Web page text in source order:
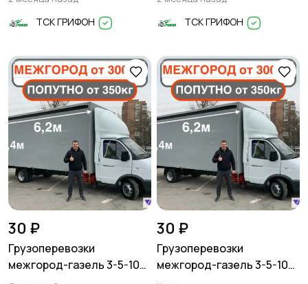
ТСК ГРИФОН ТСК ГРИФОН
30 ₽
Грузоперевозки
межгород-газель 3-5-10
30 ₽
Грузоперевозки
межгород-газель 3-5-10